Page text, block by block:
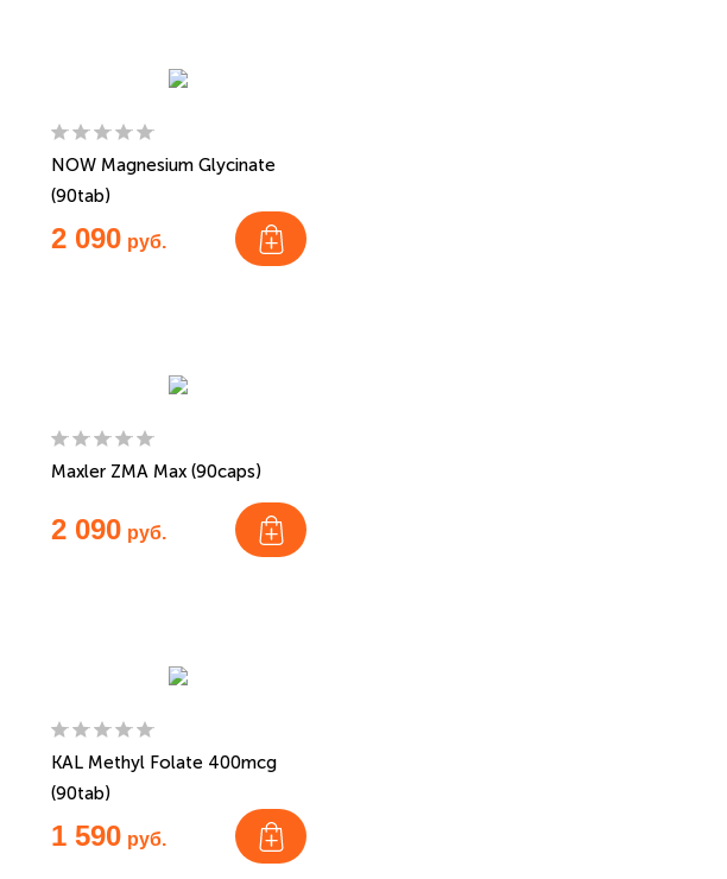
NOW Magnesium Glycinate
(90tab)
2 090 руб.
Maxler ZMA Max (90caps)
2 090 руб.
KAL Methyl Folate 400mcg
(90tab)
1 590 руб.